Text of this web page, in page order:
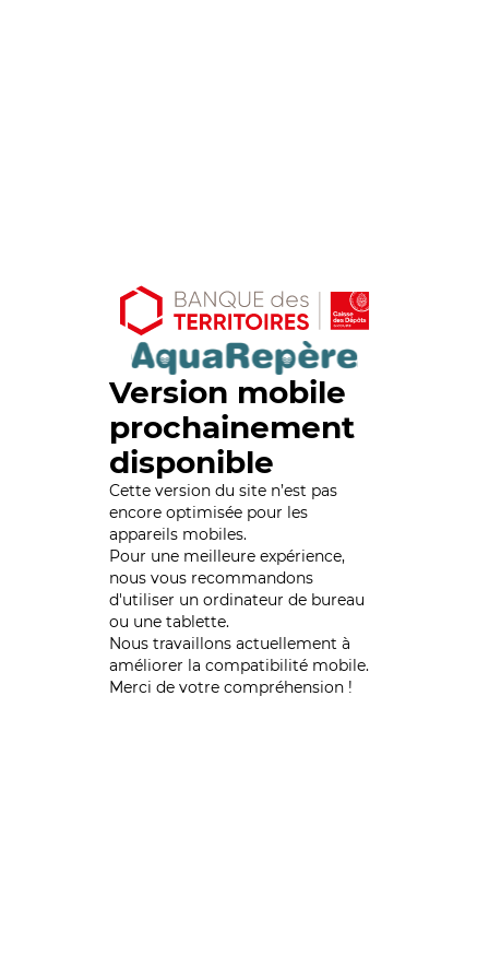
Version mobile
prochainement
disponible
Cette version du site n’est pas
encore optimisée pour les
appareils mobiles.
Pour une meilleure expérience,
nous vous recommandons
d'utiliser un ordinateur de bureau
ou une tablette.
Nous travaillons actuellement à
améliorer la compatibilité mobile.
Merci de votre compréhension !